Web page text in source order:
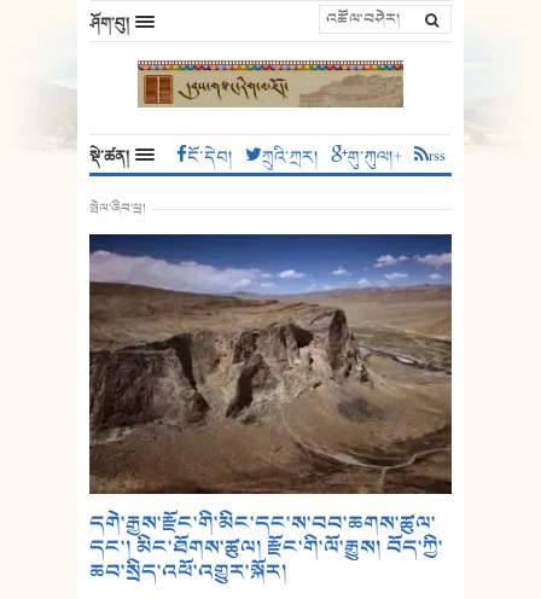
ཤོག་བུ།
སྡེ་ཚན། ངོ་དེབ། ཀྲུའི་ཀྲར། གུ་ཀུལ།+ rss
སྤེལ་ཞིབ་ཕྲ།
དགེ་རྒྱས་རྫོང་གི་མིང་དང་ས་བབ་ཆགས་ཚུལ་
དང་། མིང་ཐོགས་ཚུལ། རྫོང་གི་ལོ་རྒྱུས། བོད་ཀྱི་
ཆབ་སྲིད་འཕོ་འགྱུར་སྐོར།